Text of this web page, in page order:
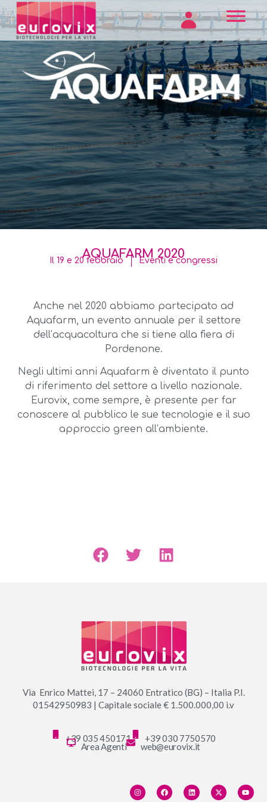
AQUAFARM 2020
Il 19 e 20 febbraio Eventi e congressi
Anche nel 2020 abbiamo partecipato ad
Aquafarm, un evento annuale per il settore
dell’acquacoltura che si tiene alla fiera di
Pordenone.
Negli ultimi anni Aquafarm è diventato il punto
di riferimento del settore a livello nazionale.
Eurovix, come sempre, è presente per far
conoscere al pubblico le sue tecnologie e il suo
approccio green all’ambiente.
Via Enrico Mattei, 17 – 24060 Entratico (BG) – Italia P.I.
01542950983 | Capitale sociale € 1.500.000,00 i.v
+39 035 450171 +39 030 7750570
Area Agenti web@eurovix.it